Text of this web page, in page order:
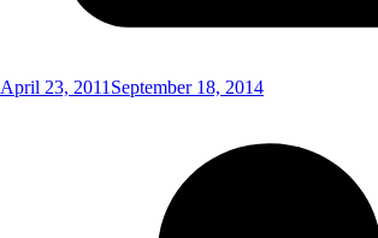
April 23, 2011 September 18, 2014